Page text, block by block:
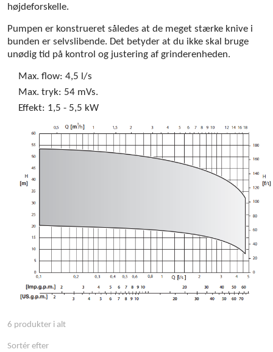
højdeforskelle.
Pumpen er konstrueret således at de meget stærke knive i
bunden er selvslibende. Det betyder at du ikke skal bruge
unødig tid på kontrol og justering af grinderenheden.
Max. flow: 4,5 l/s
Max. tryk: 54 mVs.
Effekt: 1,5 - 5,5 kW
6 produkter i alt
Sortér efter